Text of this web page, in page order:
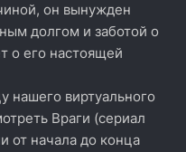
он вынужден
долгом и заботой о
о его настоящей
нашего виртуального
Враги (сериал
от начала до конца